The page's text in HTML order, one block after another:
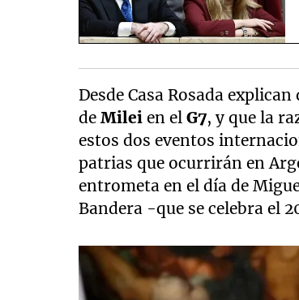
Desde Casa Rosada
deMilei en el G7, y que la
estos dos eventos
patrias que ocurrirán en
entrometa en el día de
Bandera -que se celebra el